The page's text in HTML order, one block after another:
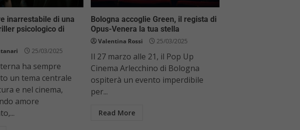
inarrestabile di una
psicologico di
25/03/2025
ha sempre
un tema centrale
e nel cinema,
amore
Bologna accoglie Green, il regista di
Opus-Venera la tua stella
Valentina Rossi 25/03/2025
Il 27 marzo alle 21, il Pop Up
Cinema Arlecchino di Bologna
ospiterà un evento imperdibile
per...
Read More